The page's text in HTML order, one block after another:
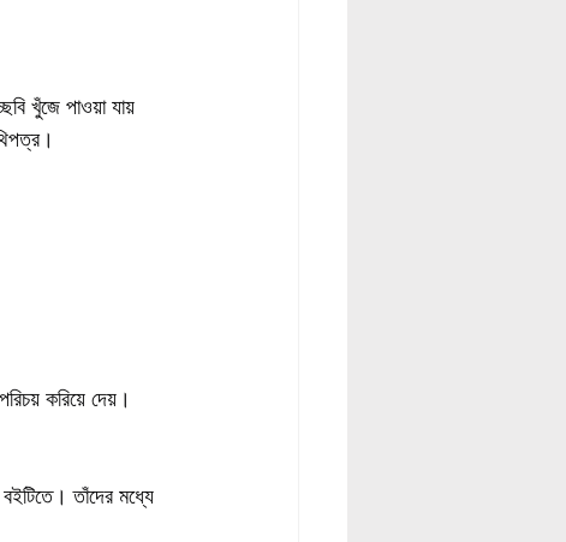
খুঁজে পাওয়া যায়
করিয়ে দেয়।
বইটিতে। তাঁদের মধ্যে